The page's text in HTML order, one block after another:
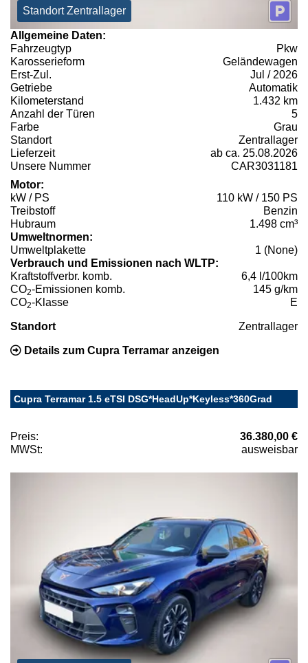
Standort Zentrallager
Allgemeine Daten:
Fahrzeugtyp
Pkw
Karosserieform
Geländewagen
Erst-Zul.
Jul / 2026
Getriebe
Automatik
Kilometerstand
1.432 km
Anzahl der Türen
5
Farbe
Grau
Standort
Zentrallager
Lieferzeit
ab ca. 25.08.2026
Unsere Nummer
CAR3031181
Motor:
kW / PS
110 kW / 150 PS
Treibstoff
Benzin
Hubraum
1.498 cm³
Umweltnormen:
Umweltplakette
1 (None)
Verbrauch und Emissionen nach WLTP:
Kraftstoffverbr. komb.
6,4 l/100km
CO2-Emissionen komb.
145 g/km
CO2-Klasse E
Standort Zentrallager
Details zum Cupra Terramar anzeigen
Cupra Terramar 1.5 eTSI DSG*HeadUp*Keyless*360Grad
Preis:
36.380,00 €
MWSt:
ausweisbar